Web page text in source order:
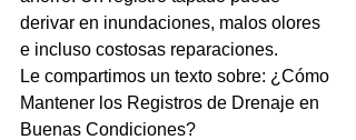
derivar en inundaciones, malos olores
e incluso costosas reparaciones.
Le compartimos un texto sobre: ¿Cómo
Mantener los Registros de Drenaje en
Buenas Condiciones?